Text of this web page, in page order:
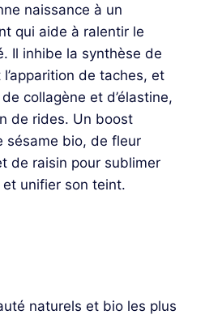
naissance à un
qui aide à ralentir le
Il inhibe la synthèse de
de taches, et
collagène et d’élastine,
de rides. Un boost
sésame bio, de fleur
de raisin pour sublimer
et unifier son teint.